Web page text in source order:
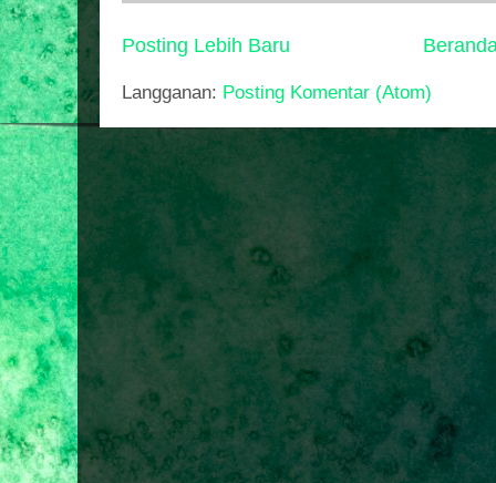
Posting Lebih Baru
Langganan: Posting Komentar (Atom)